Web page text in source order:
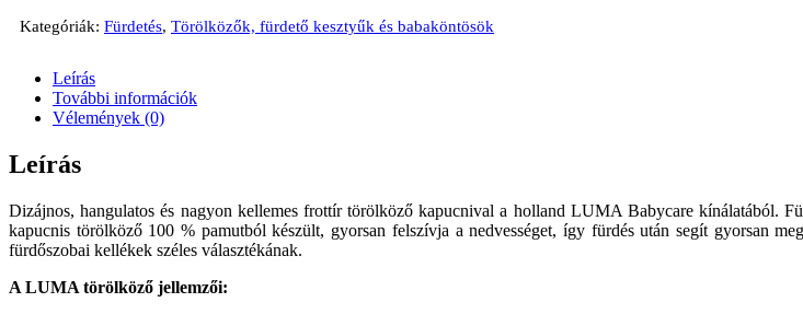
Kategóriák: Fürdetés, Törölközők, fürdető kesztyűk és babaköntösök
Leírás
További információk
Vélemények (0)
Leírás
Dizájnos, hangulatos és nagyon kellemes frottír törölköző kapucnival a holland LUMA Babycare kínálatából.
kapucnis törölköző 100 % pamutból készült, gyorsan felszívja a nedvességet, így fürdés után segít gyorsan
fürdőszobai kellékek széles választékának.
A LUMA törölköző jellemzői: